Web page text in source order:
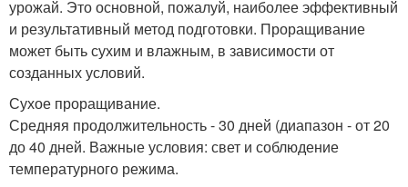
урожай. Это основной, пожалуй, наиболее эффективный
и результативный метод подготовки. Проращивание
может быть сухим и влажным, в зависимости от
созданных условий.
Сухое проращивание.
Средняя продолжительность - 30 дней (диапазон - от 20
до 40 дней. Важные условия: свет и соблюдение
температурного режима.